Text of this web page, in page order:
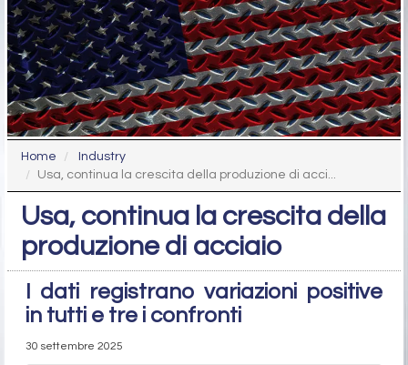
Home
Industry
Usa, continua la crescita della produzione di acci...
Usa, continua la crescita della
produzione di acciaio
I dati registrano variazioni positive
in tutti e tre i confronti
30 settembre 2025